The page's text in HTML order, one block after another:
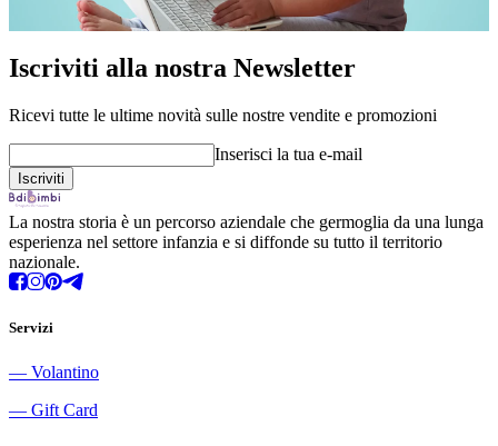
Iscriviti alla nostra Newsletter
Ricevi tutte le ultime novità sulle nostre vendite e promozioni
Inserisci la tua e-mail
La nostra storia è un percorso aziendale che germoglia da una lunga
esperienza nel settore infanzia e si diffonde su tutto il territorio
nazionale.
Servizi
― Volantino
― Gift Card